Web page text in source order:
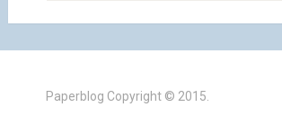
Paperblog Copyright © 2015.